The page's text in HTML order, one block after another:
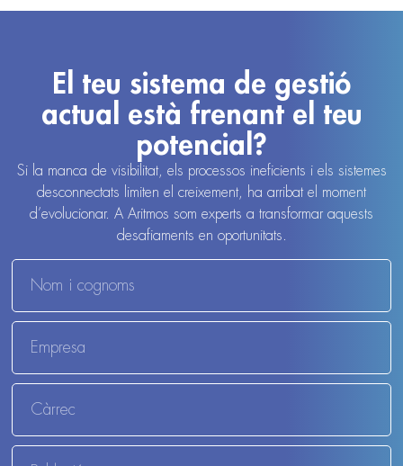
El teu sistema de gestió
actual està frenant el teu
potencial?
Si la manca de visibilitat, els processos ineficients i els sistemes
desconnectats limiten el creixement, ha arribat el moment
d’evolucionar. A Aritmos som experts a transformar aquests
desafiaments en oportunitats.